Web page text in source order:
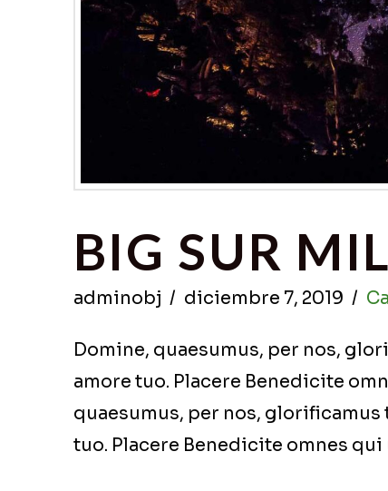
BIG SUR
adminobj diciembre 7, 2019
Domine, quaesumus, per nos,
amore tuo. Placere Benedicite
quaesumus, per nos,
tuo. Placere Benedicite omnes